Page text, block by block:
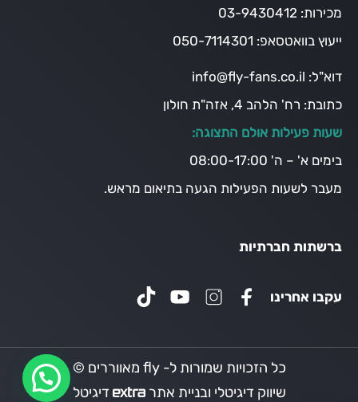
מכירות: 03-9430412
ייעוץ בוואטסאפ: 050-7114301
דוא"ל: info@fly-fans.co.il
כתובת: רח' הלהב 4, אזה"ת חולון
שעות פעילות אולם התצוגה:
בימים א' – ה' 08:00-17:00
מעבר לשעות הפעילות הגעה בתיאום מראש.
ברשתות חברתיות
עקבו אחרינו
כל הזכויות שמורות ל- fly מאווררים ©
שיווק דיגיטלי ובניית אתר
דיגיטל